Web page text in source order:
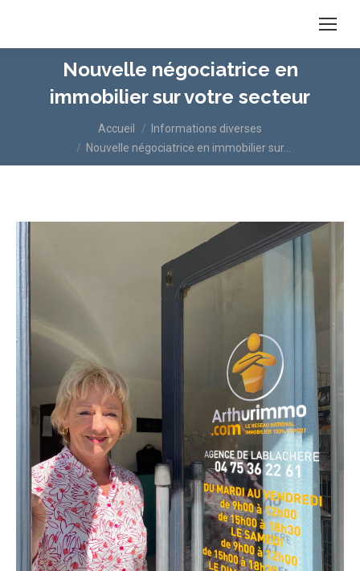
Nouvelle négociatrice en
immobilier sur votre secteur
Accueil
Informations diverses
Nouvelle négociatrice en immobilier sur…